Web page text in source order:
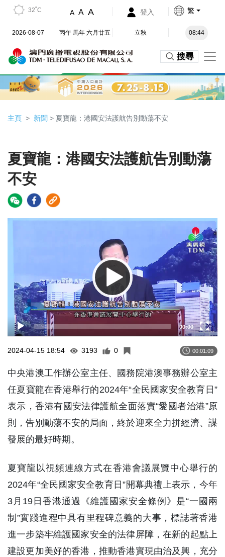
32˚C A A A 登入 繁
2026-08-07 丙午 馬年 六月廿五 立秋 08:44
搜尋
主頁 新聞 > 夏寶龍：港國安法護航告別動蕩不安
夏寶龍：港國安法護航告別動蕩
不安
00:00
2024-04-15 18:54 3193 0 00:01:09
中央港澳工作辦公室主任、國務院港澳事務辦公室主
任夏寶龍在香港舉行的2024年“全民國家安全教育日”
表示，香港有國安法律護航全面落實“愛國者治港”原
則，告別動蕩不安的局面，終於迎來全力拼經濟、謀
發展的最好時期。
夏寶龍以視頻連線方式在香港會議展覽中心舉行的
2024年“全民國家安全教育日”開幕典禮上表示，今年
3月19日香港通過《維護國家安全條例》是“一國兩
制”實踐進程中具有里程碑意義的大事，標誌著香港
進一步築牢維護國家安全的法律屏障，在新的起點上
建設更加美好的香港，推動香港實現由治及興，充分